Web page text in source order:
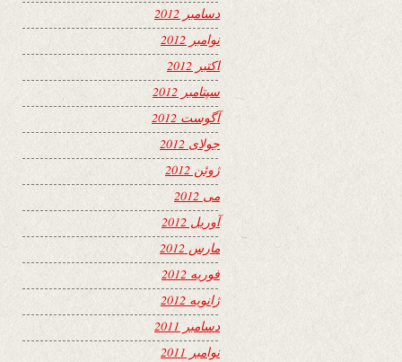
دسامبر 2012
نوامبر 2012
اکتبر 2012
سپتامبر 2012
آگوست 2012
جولای 2012
ژوئن 2012
می 2012
آوریل 2012
مارس 2012
فوریه 2012
ژانویه 2012
دسامبر 2011
نوامبر 2011